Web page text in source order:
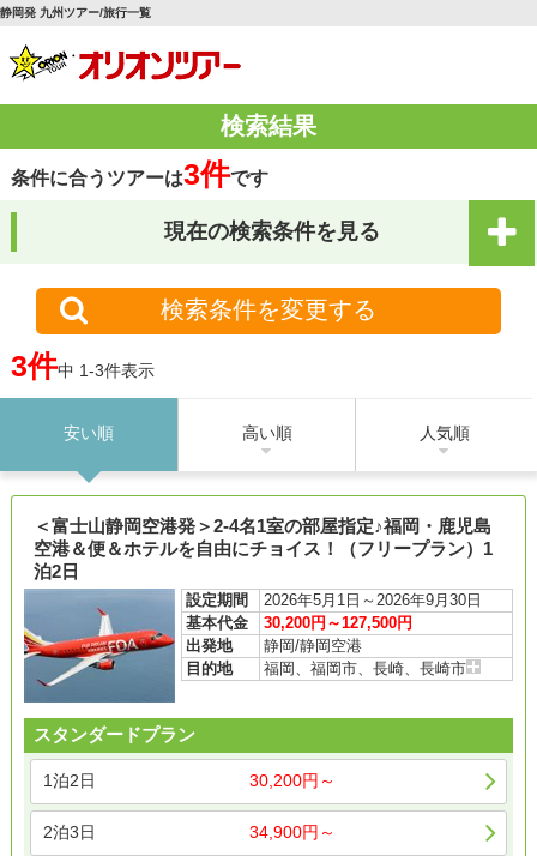
静岡発 九州ツアー/旅行一覧
検索結果
条件に合うツアーは3件です
現在の検索条件を見る
検索条件を変更する
3件中 1-3件表示
安い順 高い順 人気順
＜富士山静岡空港発＞2-4名1室の部屋指定♪福岡・鹿児島
空港＆便＆ホテルを自由にチョイス！（フリープラン）1
泊2日
設定期間
2026年5月1日～2026年9月30日
基本代金
30,200円～127,500円
出発地
静岡/静岡空港
目的地
福岡、福岡市、長崎、長崎市
スタンダードプラン
1泊2日 30,200円～
2泊3日 34,900円～